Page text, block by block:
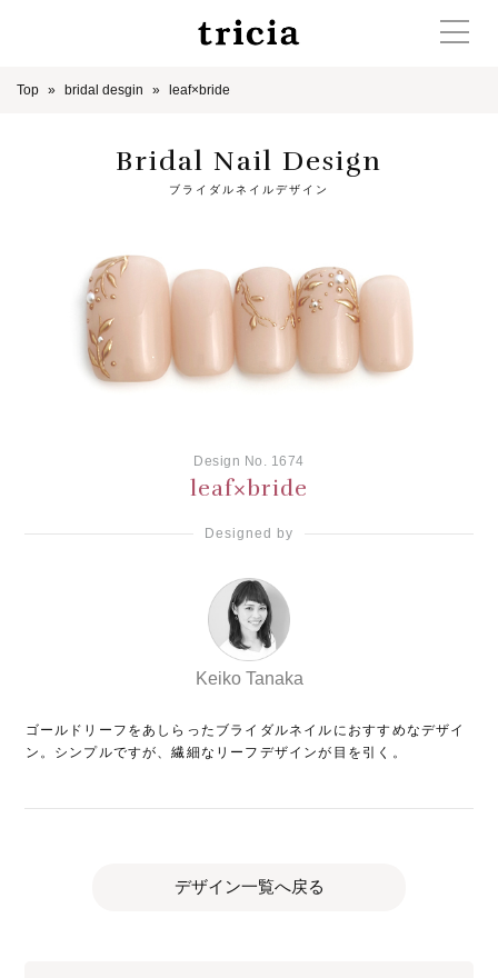
Top bridal desgin leaf×bride
Bridal Nail Design
ブライダルネイルデザイン
Design No. 1674
leaf×bride
Designed by
Keiko Tanaka
ゴールドリーフをあしらったブライダルネイルにおすすめなデザイ
ン。シンプルですが、繊細なリーフデザインが目を引く。
デザイン一覧へ戻る